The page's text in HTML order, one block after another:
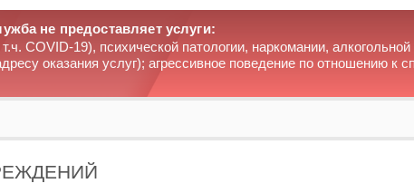
не предоставляет услуги:
COVID-19), психической патологии, наркомании,
оказания услуг); агрессивное поведение по отношению к